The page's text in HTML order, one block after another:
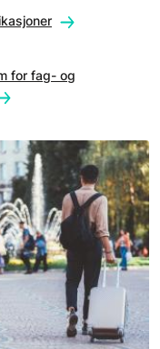
for fag- og